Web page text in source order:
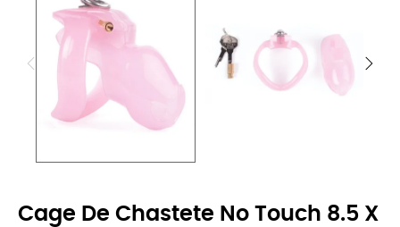
Cage De Chastete No Touch 8.5 X